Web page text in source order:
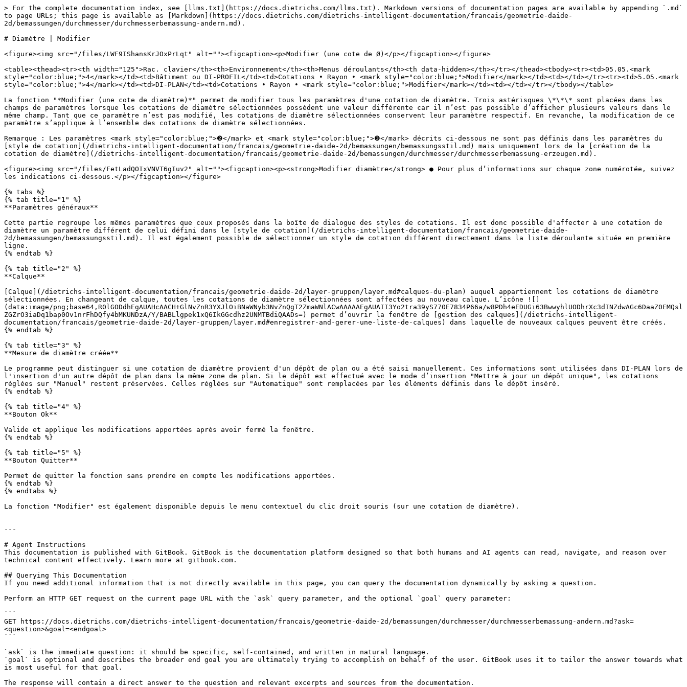
> For the complete documentation index, see [llms.txt](https://docs.dietrichs.com/llms.txt). Markdown versions of documentation pages are available by appending `.md`
to page URLs; this page is available as [Markdown](https://docs.dietrichs.com/dietrichs-intelligent-documentation/francais/geometrie-daide-
2d/bemassungen/durchmesser/durchmesserbemassung-andern.md).
# Diamètre | Modifier
<figure><img src="/files/LWF9IShansKrJOxPrLqt" alt=""><figcaption><p>Modifier (une cote de Ø)</p></figcaption></figure>
<table><thead><tr><th width="125">Rac. clavier</th><th>Environnement</th><th>Menus déroulants</th><th data-hidden></th></tr></thead><tbody><tr><td>05.05.<mark
style="color:blue;">4</mark></td><td>Bâtiment ou DI-PROFIL</td><td>Cotations • Rayon • <mark style="color:blue;">Modifier</mark></td><td></td></tr><tr><td>5.05.<mark
style="color:blue;">4</mark></td><td>DI-PLAN</td><td>Cotations • Rayon • <mark style="color:blue;">Modifier</mark></td><td></td></tr></tbody></table>
La fonction "*Modifier (une cote de diamètre)*" permet de modifier tous les paramètres d'une cotation de diamètre. Trois astérisques \*\*\* sont placées dans les
champs de paramètres lorsque les cotations de diamètre sélectionnées possèdent une valeur différente car il n’est pas possible d’afficher plusieurs valeurs dans le
même champ. Tant que ce paramètre n’est pas modifié, les cotations de diamètre sélectionnées conservent leur paramètre respectif. En revanche, la modification de ce
paramètre s’applique à l’ensemble des cotations de diamètre sélectionnées.
Remarque : Les paramètres <mark style="color:blue;">❷</mark> et <mark style="color:blue;">❸</mark> décrits ci-dessous ne sont pas définis dans les paramètres du
[style de cotation](/dietrichs-intelligent-documentation/francais/geometrie-daide-2d/bemassungen/bemassungsstil.md) mais uniquement lors de la [création de la
cotation de diamètre](/dietrichs-intelligent-documentation/francais/geometrie-daide-2d/bemassungen/durchmesser/durchmesserbemassung-erzeugen.md).
<figure><img src="/files/FetLadQOIxVNVT6gIuv2" alt=""><figcaption><p><strong>Modifier diamètre</strong> ● Pour plus d’informations sur chaque zone numérotée, suivez
les indications ci-dessous.</p></figcaption></figure>
{% tabs %}
{% tab title="1" %}
**Paramètres généraux**
Cette partie regroupe les mêmes paramètres que ceux proposés dans la boîte de dialogue des styles de cotations. Il est donc possible d'affecter à une cotation de
diamètre un paramètre différent de celui défini dans le [style de cotation](/dietrichs-intelligent-documentation/francais/geometrie-daide-
2d/bemassungen/bemassungsstil.md). Il est également possible de sélectionner un style de cotation différent directement dans la liste déroulante située en première
ligne.
{% endtab %}
{% tab title="2" %}
**Calque**
[Calque](/dietrichs-intelligent-documentation/francais/geometrie-daide-2d/layer-gruppen/layer.md#calques-du-plan) auquel appartiennent les cotations de diamètre
sélectionnées. En changeant de calque, toutes les cotations de diamètre sélectionnées sont affectées au nouveau calque. L’icône ![]
(data:image/png;base64,R0lGODdhEgAUAHcAACH+GlNvZnR3YXJlOiBNaWNyb3NvZnQgT2ZmaWNlACwAAAAAEgAUAII3Yo2tra39yS770E7834P66a/w8PDh4eEDUGi63BwwyhlUODhrXc3dINZdwAGc6DaaZ0EMQsl
ZGZrO3iaDq1bap0Ov1nrFhDQfy4bMKUNDzA/Y/BABLlgpek1xQ6IkGGcdhz2UNMTBdiQAADs=) permet d’ouvrir la fenêtre de [gestion des calques](/dietrichs-intelligent-
documentation/francais/geometrie-daide-2d/layer-gruppen/layer.md#enregistrer-and-gerer-une-liste-de-calques) dans laquelle de nouveaux calques peuvent être créés.
{% endtab %}
{% tab title="3" %}
**Mesure de diamètre créée**
Le programme peut distinguer si une cotation de diamètre provient d'un dépôt de plan ou a été saisi manuellement. Ces informations sont utilisées dans DI-PLAN lors de
l'insertion d'un autre dépôt de plan dans la même zone de plan. Si le dépôt est effectué avec le mode d’insertion "Mettre à jour un dépôt unique", les cotations
réglées sur "Manuel" restent préservées. Celles réglées sur "Automatique" sont remplacées par les éléments définis dans le dépôt inséré.
{% endtab %}
{% tab title="4" %}
**Bouton Ok**
Valide et applique les modifications apportées après avoir fermé la fenêtre.
{% endtab %}
{% tab title="5" %}
**Bouton Quitter**
Permet de quitter la fonction sans prendre en compte les modifications apportées.
{% endtab %}
{% endtabs %}
La fonction "Modifier" est également disponible depuis le menu contextuel du clic droit souris (sur une cotation de diamètre).
---
# Agent Instructions
This documentation is published with GitBook. GitBook is the documentation platform designed so that both humans and AI agents can read, navigate, and reason over
technical content effectively. Learn more at gitbook.com.
## Querying This Documentation
If you need additional information that is not directly available in this page, you can query the documentation dynamically by asking a question.
Perform an HTTP GET request on the current page URL with the `ask` query parameter, and the optional `goal` query parameter:
```
GET https://docs.dietrichs.com/dietrichs-intelligent-documentation/francais/geometrie-daide-2d/bemassungen/durchmesser/durchmesserbemassung-andern.md?ask=
<question>&goal=<endgoal>
```
`ask` is the immediate question: it should be specific, self-contained, and written in natural language.
`goal` is optional and describes the broader end goal you are ultimately trying to accomplish on behalf of the user. GitBook uses it to tailor the answer towards what
is most useful for that goal.
The response will contain a direct answer to the question and relevant excerpts and sources from the documentation.